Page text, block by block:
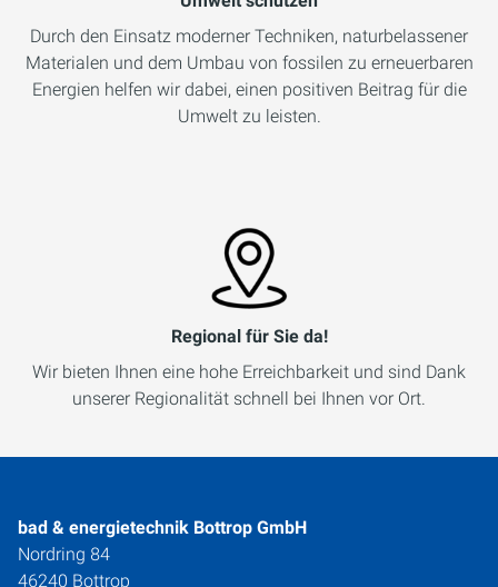
Durch den Einsatz moderner Techniken, naturbelassener
Materialen und dem Umbau von fossilen zu erneuerbaren
Energien helfen wir dabei, einen positiven Beitrag für die
Umwelt zu leisten.
Regional für Sie da!
Wir bieten Ihnen eine hohe Erreichbarkeit und sind Dank
unserer Regionalität schnell bei Ihnen vor Ort.
bad & energietechnik Bottrop GmbH
Nordring 84
46240 Bottrop